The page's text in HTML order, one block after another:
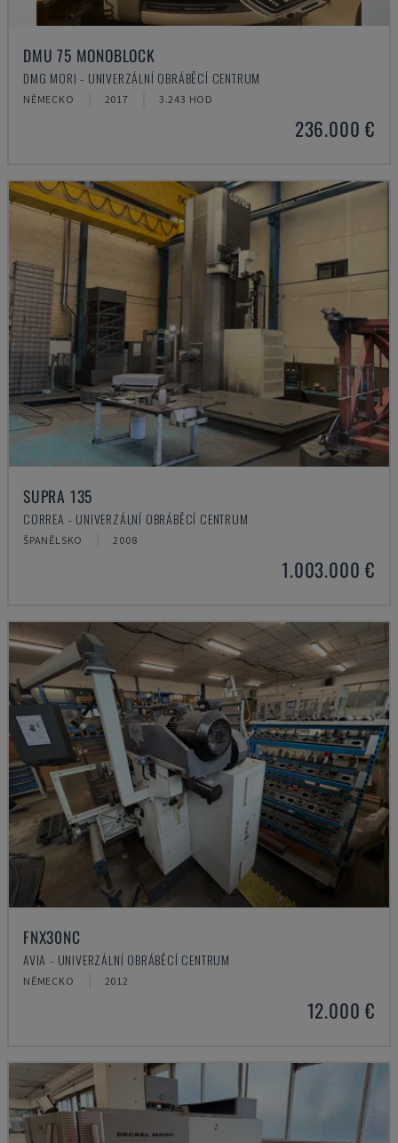
DMU 75 MONOBLOCK
DMG MORI - UNIVERZÁLNÍ OBRÁBĚCÍ CENTRUM
NĚMECKO 2017 3.243 HOD
236.000 €
SUPRA 135
CORREA - UNIVERZÁLNÍ OBRÁBĚCÍ CENTRUM
ŠPANĚLSKO 2008
1.003.000 €
FNX30NC
AVIA - UNIVERZÁLNÍ OBRÁBĚCÍ CENTRUM
NĚMECKO 2012
12.000 €